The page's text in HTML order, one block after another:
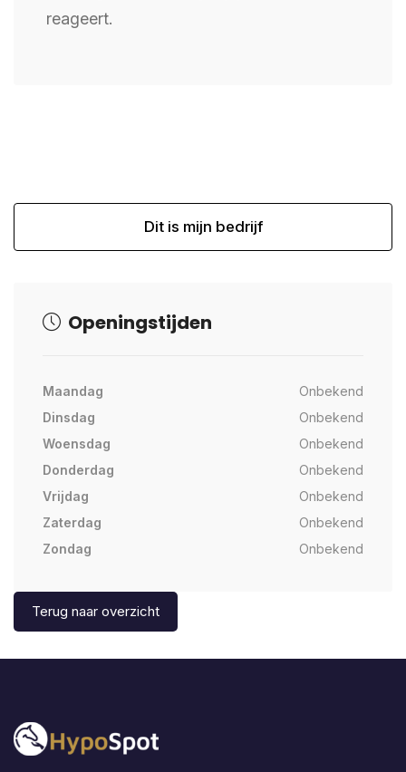
reageert.
Dit is mijn bedrijf
Openingstijden
Maandag
Onbekend
Dinsdag
Onbekend
Woensdag
Onbekend
Donderdag
Onbekend
Vrijdag
Onbekend
Zaterdag
Onbekend
Zondag
Onbekend
Terug naar overzicht